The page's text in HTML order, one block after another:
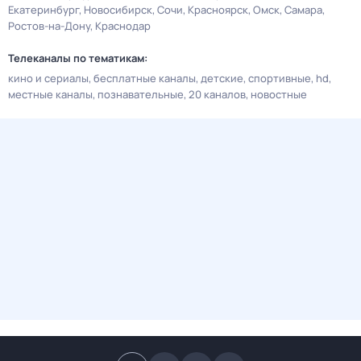
Екатеринбург Новосибирск Сочи Красноярск Омск Самара
Ростов-на-Дону Краснодар
Телеканалы по тематикам:
кино и сериалы бесплатные каналы детские спортивные hd
местные каналы познавательные 20 каналов новостные